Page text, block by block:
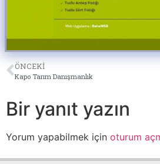
ÖNCEKI
Kapo Tarım Danışmanlık
Bir yanıt yazın
Yorum yapabilmek için oturum